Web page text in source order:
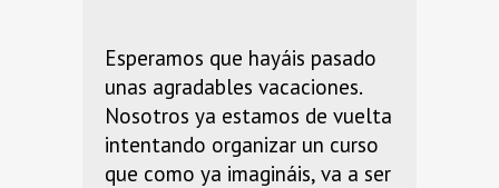
Esperamos que hayáis pasado
unas agradables vacaciones.
Nosotros ya estamos de vuelta
intentando organizar un curso
que como ya imagináis, va a ser